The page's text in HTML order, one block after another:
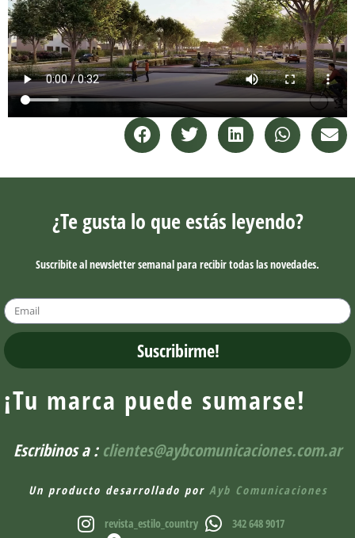
¿Te gusta lo que estás leyendo?
Suscribite al newsletter semanal para recibir todas las novedades.
Suscribirme!
¡Tu marca puede sumarse!
Escribinos a : clientes@aybcomunicaciones.com.ar
Un producto desarrollado por Ayb Comunicaciones
revista_estilo_country
342 648 9017